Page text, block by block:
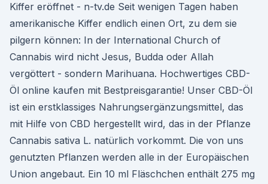
Kiffer eröffnet - n-tv.de Seit wenigen Tagen haben
amerikanische Kiffer endlich einen Ort, zu dem sie
pilgern können: In der International Church of
Cannabis wird nicht Jesus, Budda oder Allah
vergöttert - sondern Marihuana. Hochwertiges CBD-
Öl online kaufen mit Bestpreisgarantie! Unser CBD-Öl
ist ein erstklassiges Nahrungsergänzungsmittel, das
mit Hilfe von CBD hergestellt wird, das in der Pflanze
Cannabis sativa L. natürlich vorkommt. Die von uns
genutzten Pflanzen werden alle in der Europäischen
Union angebaut. Ein 10 ml Fläschchen enthält 275 mg